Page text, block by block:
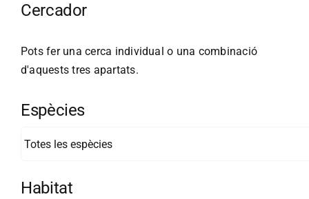
Cercador
Pots fer una cerca individual o una combinació
d'aquests tres apartats.
Espècies
Habitat